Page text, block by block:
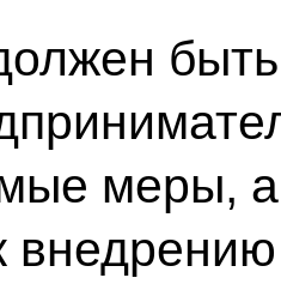
меры, а